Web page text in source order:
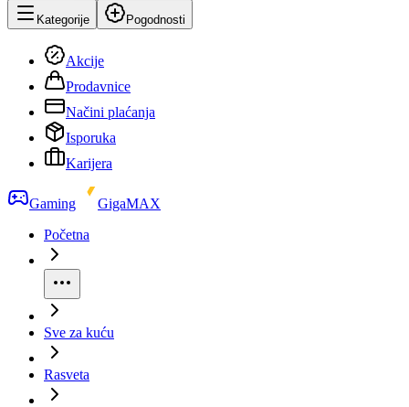
Kategorije Pogodnosti
Akcije
Prodavnice
Načini plaćanja
Isporuka
Karijera
Gaming
GigaMAX
Početna
Sve za kuću
Rasveta